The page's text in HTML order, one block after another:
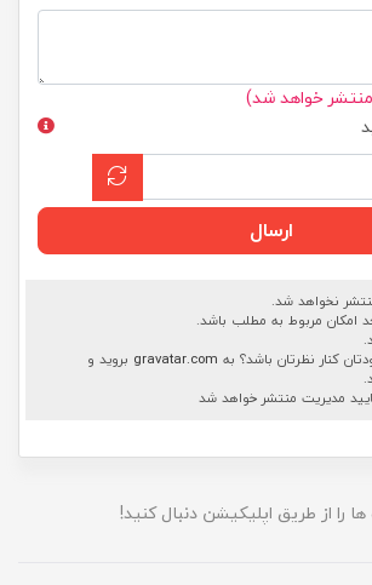
منتشر خواهد شد)
ارسال
نخواهد شد.
امکان مربوط به مطلب باشد.
کنار نظرتان باشد؟ به gravatar.com بروید و
مدیریت منتشر خواهد شد
را از طریق اپلیکیشن دنبال کنید!